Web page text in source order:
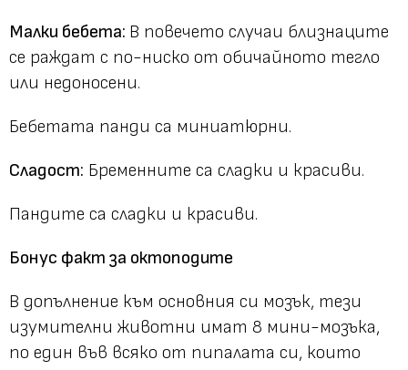
Малки бебета: В повечето случаи близнаците
се раждат с по-ниско от обичайното тегло
или недоносени.
Бебетата панди са миниатюрни.
Сладост: Бременните са сладки и красиви.
Пандите са сладки и красиви.
Бонус факт за октоподите
В допълнение към основния си мозък, тези
изумителни животни имат 8 мини-мозъка,
по един във всяко от пипалата си, които